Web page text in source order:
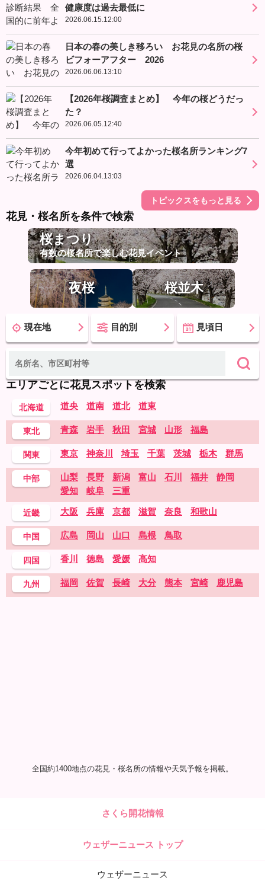
健康度は過去最低に
2026.06.15.12:00
日本の春の美しき移ろい お花見の名所の桜
ビフォーアフター 2026
2026.06.06.13:10
【2026年桜調査まとめ】 今年の桜どうだっ
た？
2026.06.05.12:40
今年初めて行ってよかった桜名所ランキング7
選
2026.06.04.13:03
トピックスをもっと見る
花見・桜名所を条件で検索
桜まつり
有数の桜名所で楽しむ花見イベント
夜桜 桜並木
現在地 目的別 見頃日
エリアごとに花見スポットを検索
北海道 道央 道南 道北 道東
東北 青森 岩手 秋田 宮城 山形 福島
関東 東京 神奈川 埼玉 千葉 茨城 栃木 群馬
中部 山梨 長野 新潟 富山 石川 福井
静岡
愛知
岐阜 三重
近畿 大阪 兵庫 京都 滋賀 奈良 和歌山
中国 広島 岡山 山口 島根 鳥取
四国 香川 徳島 愛媛 高知
九州 福岡 佐賀 長崎 大分 熊本 宮崎 鹿児島
全国約1400地点の花見・桜名所の情報や天気予報を掲載。
さくら開花情報
ウェザーニュース トップ
ウェザーニュース